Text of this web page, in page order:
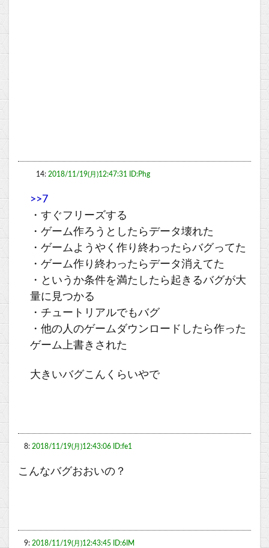
14: 2018/11/19(月)12:47:31 ID:Phg
>>7
・すぐフリーズする
・ゲーム作ろうとしたらデータ壊れた
・ゲームようやく作り終わったらバグってた
・ゲーム作り終わったらデータ消えてた
・というか条件を満たしたら起きるバグが大
量に見つかる
・チュートリアルでもバグ
・他の人のゲームダウンロードしたら作った
ゲーム上書きされた
大きいバグこんくらいやで
8: 2018/11/19(月)12:43:06 ID:fe1
こんなバグおおいの？
9: 2018/11/19(月)12:43:45 ID:6IM